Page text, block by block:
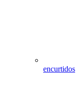
encurtidos